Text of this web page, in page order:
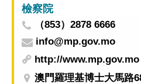
檢察院
（853）2878 6666
info@mp.gov.mo
http://www.mp.gov.mo
澳門羅理基博士大馬路